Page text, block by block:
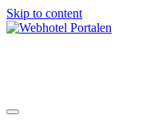
Skip to content